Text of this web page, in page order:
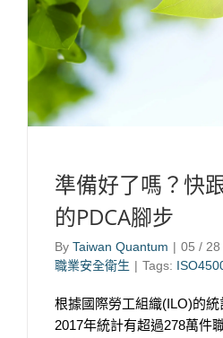
準備好了嗎？快
的PDCA腳步
By Taiwan Quantum | 05 / 28
職業安全衛生 | Tags:
根據國際勞工組織(ILO)的
2017年統計有超過278萬件